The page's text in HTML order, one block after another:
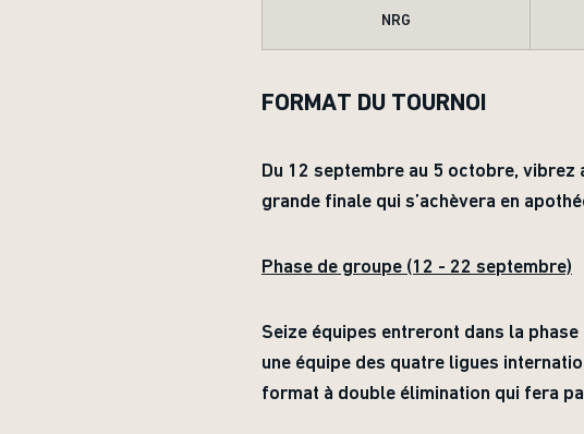
NRG
FORMAT DU TOURNOI
Du 12 septembre au 5 octobre, vibrez
grande finale qui s’achèvera en
Phase de groupe (12 - 22 septembre)
Seize équipes entreront dans la
une équipe des quatre ligues
format à double élimination qui fera